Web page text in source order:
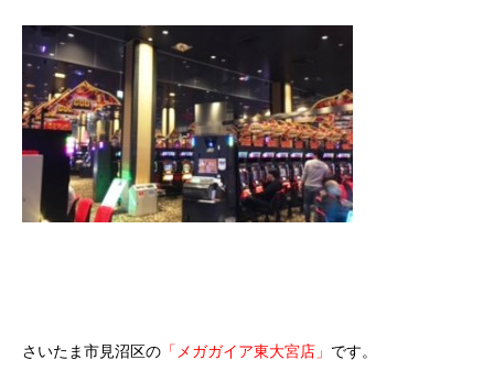
さいたま市見沼区の 「メガガイア東大宮店」 です。